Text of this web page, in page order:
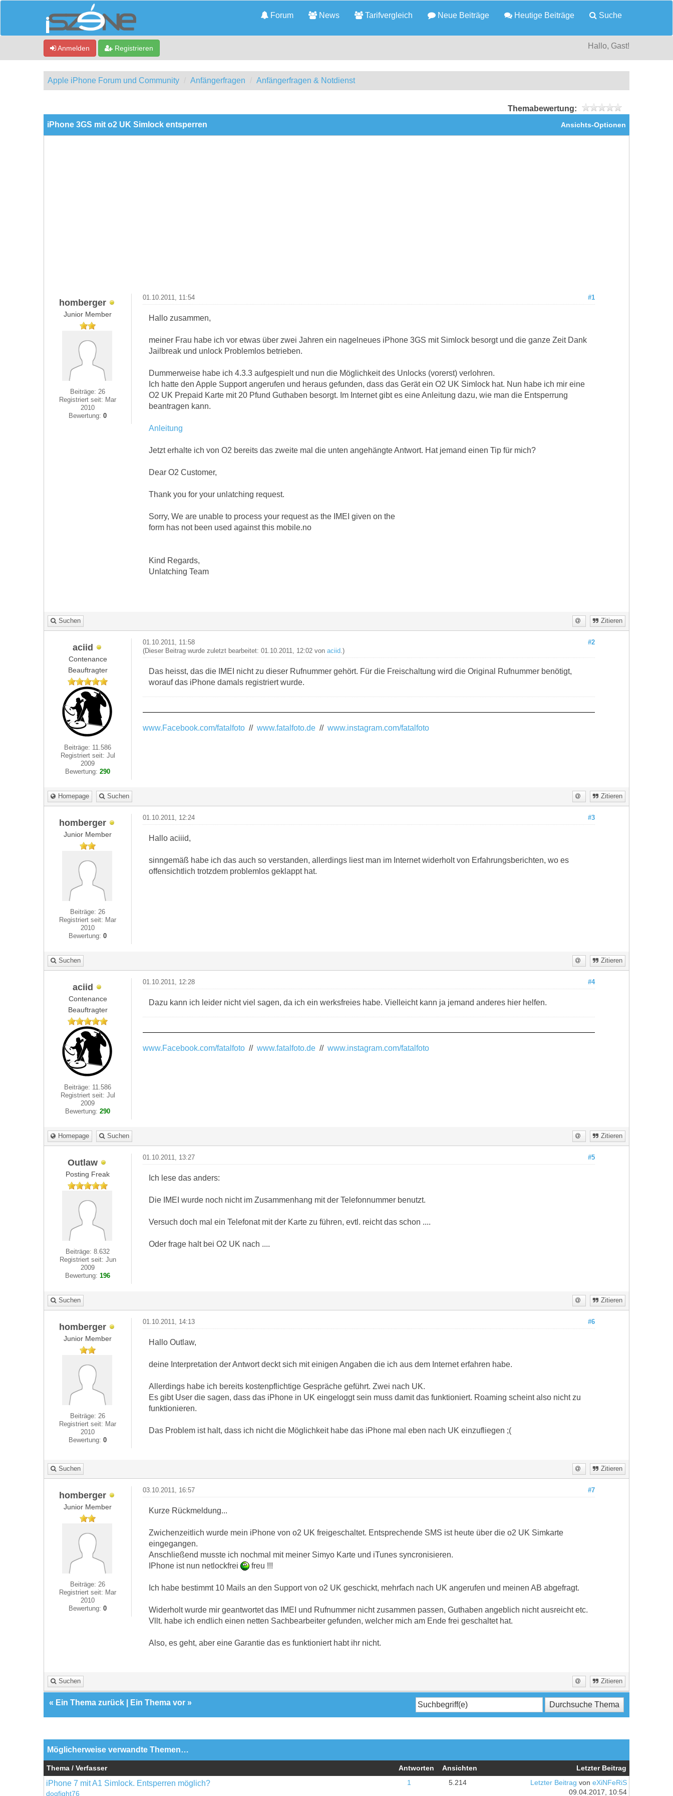
Forum News Tarifvergleich Neue Beiträge Heutige Beiträge Suche
Anmelden Registrieren Hallo, Gast!
Apple iPhone Forum und Community Anfängerfragen Anfängerfragen & Notdienst
Themabewertung:
Ansichts-Optionen
iPhone 3GS mit o2 UK Simlock entsperren
homberger
Junior Member
Beiträge: 26
Registriert seit: Mar
2010
Bewertung:0
#1
01.10.2011, 11:54
Hallo zusammen,
meiner Frau habe ich vor etwas über zwei Jahren ein nagelneues iPhone 3GS mit Simlock besorgt und die ganze Zeit Dank
Jailbreak und unlock Problemlos betrieben.
Dummerweise habe ich 4.3.3 aufgespielt und nun die Möglichkeit des Unlocks (vorerst) verlohren.
Ich hatte den Apple Support angerufen und heraus gefunden, dass das Gerät ein O2 UK Simlock hat. Nun habe ich mir eine
O2 UK Prepaid Karte mit 20 Pfund Guthaben besorgt. Im Internet gibt es eine Anleitung dazu, wie man die Entsperrung
beantragen kann.
Anleitung
Jetzt erhalte ich von O2 bereits das zweite mal die unten angehängte Antwort. Hat jemand einen Tip für mich?
Dear O2 Customer,
Thank you for your unlatching request.
Sorry, We are unable to process your request as the IMEI given on the
form has not been used against this mobile.no
Kind Regards,
Unlatching Team
Suchen Zitieren
aciid
Contenance
Beauftragter
Beiträge: 11.586
Registriert seit: Jul
2009
Bewertung:290
#2
01.10.2011, 11:58
(Dieser Beitrag wurde zuletzt bearbeitet: 01.10.2011, 12:02 von aciid .)
Das heisst, das die IMEI nicht zu dieser Rufnummer gehört. Für die Freischaltung wird die Original Rufnummer benötigt,
worauf das iPhone damals registriert wurde.
www.Facebook.com/fatalfoto// www.fatalfoto.de// www.instagram.com/fatalfoto
Homepage Suchen Zitieren
homberger
Junior Member
Beiträge: 26
Registriert seit: Mar
2010
Bewertung:0
#3
01.10.2011, 12:24
Hallo aciiid,
sinngemäß habe ich das auch so verstanden, allerdings liest man im Internet widerholt von Erfahrungsberichten, wo es
offensichtlich trotzdem problemlos geklappt hat.
Suchen Zitieren
aciid
Contenance
Beauftragter
Beiträge: 11.586
Registriert seit: Jul
2009
Bewertung:290
#4
01.10.2011, 12:28
Dazu kann ich leider nicht viel sagen, da ich ein werksfreies habe. Vielleicht kann ja jemand anderes hier helfen.
www.Facebook.com/fatalfoto// www.fatalfoto.de// www.instagram.com/fatalfoto
Homepage Suchen Zitieren
Outlaw
Posting Freak
Beiträge: 8.632
Registriert seit: Jun
2009
Bewertung:196
#5
01.10.2011, 13:27
Ich lese das anders:
Die IMEI wurde noch nicht im Zusammenhang mit der Telefonnummer benutzt.
Versuch doch mal ein Telefonat mit der Karte zu führen, evtl. reicht das schon ....
Oder frage halt bei O2 UK nach ....
Suchen Zitieren
homberger
Junior Member
Beiträge: 26
Registriert seit: Mar
2010
Bewertung:0
#6
01.10.2011, 14:13
Hallo Outlaw,
deine Interpretation der Antwort deckt sich mit einigen Angaben die ich aus dem Internet erfahren habe.
Allerdings habe ich bereits kostenpflichtige Gespräche geführt. Zwei nach UK.
Es gibt User die sagen, dass das iPhone in UK eingeloggt sein muss damit das funktioniert. Roaming scheint also nicht zu
funktionieren.
Das Problem ist halt, dass ich nicht die Möglichkeit habe das iPhone mal eben nach UK einzufliegen ;(
Suchen Zitieren
homberger
Junior Member
Beiträge: 26
Registriert seit: Mar
2010
Bewertung:0
#7
03.10.2011, 16:57
Kurze Rückmeldung...
Zwichenzeitlich wurde mein iPhone von o2 UK freigeschaltet. Entsprechende SMS ist heute über die o2 UK Simkarte
eingegangen.
Anschließend musste ich nochmal mit meiner Simyo Karte und iTunes syncronisieren.
IPhone ist nun netlockfrei
freu !!!
Ich habe bestimmt 10 Mails an den Support von o2 UK geschickt, mehrfach nach UK angerufen und meinen AB abgefragt.
Widerholt wurde mir geantwortet das IMEI und Rufnummer nicht zusammen passen, Guthaben angeblich nicht ausreicht etc.
Vllt. habe ich endlich einen netten Sachbearbeiter gefunden, welcher mich am Ende frei geschaltet hat.
Also, es geht, aber eine Garantie das es funktioniert habt ihr nicht.
Suchen Zitieren
« Ein Thema zurück Ein Thema vor »
Möglicherweise verwandte Themen…
Thema / Verfasser Antworten Ansichten Letzter Beitrag
iPhone 7 mit A1 Simlock. Entsperren möglich?
dogfight76
1 5.214 Letzter Beitrag von eXiNFeRiS
09.04.2017, 10:54